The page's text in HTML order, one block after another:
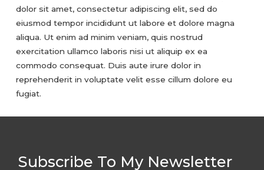
dolor sit amet, consectetur adipiscing elit, sed do
eiusmod tempor incididunt ut labore et dolore magna
aliqua. Ut enim ad minim veniam, quis nostrud
exercitation ullamco laboris nisi ut aliquip ex ea
commodo consequat. Duis aute irure dolor in
reprehenderit in voluptate velit esse cillum dolore eu
fugiat.
Subscribe To My Newsletter